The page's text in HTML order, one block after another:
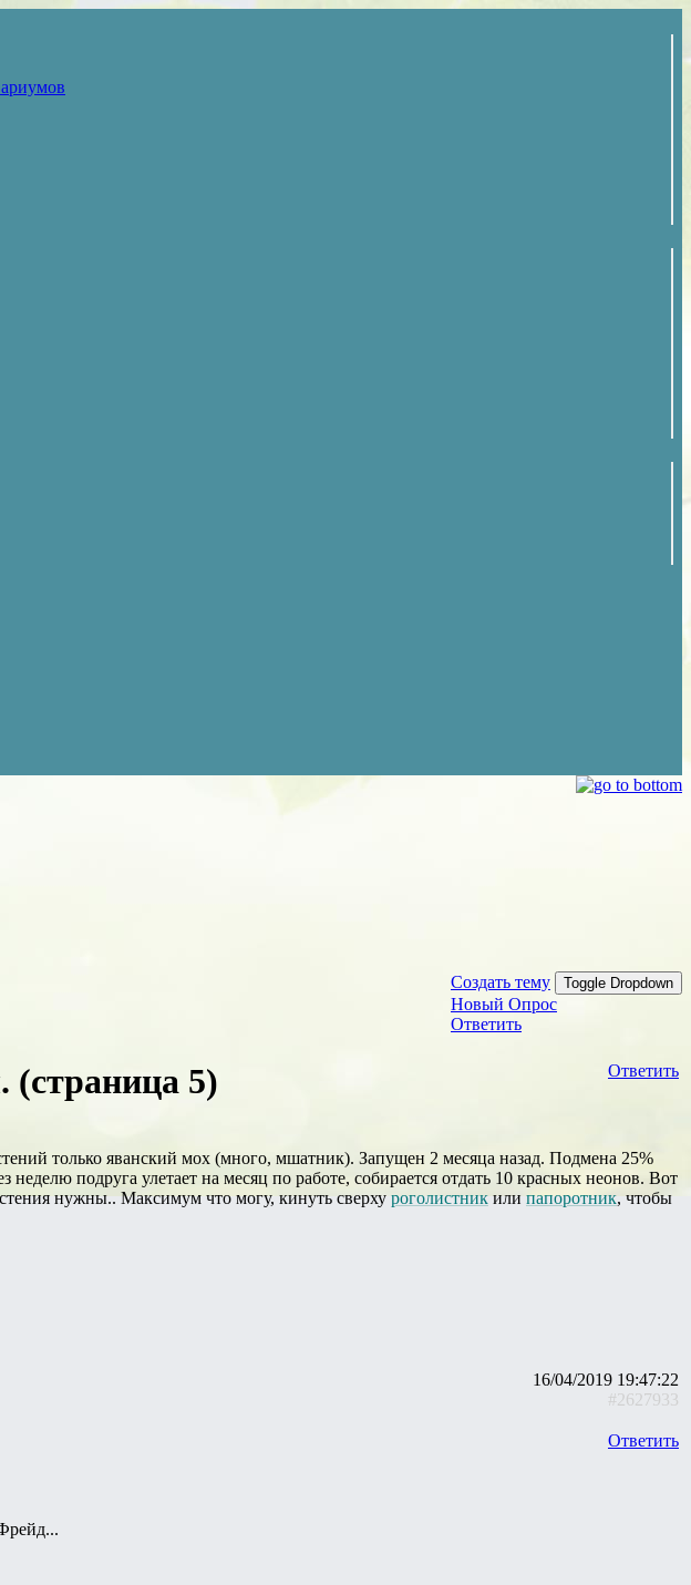
Создать тему Toggle Dropdown
Новый Опрос
Ответить
Ответить
(страница 5)
только яванский мох (много, мшатник). Запущен 2 месяца назад. Подмена 25%
неделю подруга улетает на месяц по работе, собирается отдать 10 красных неонов. Вот
нужны.. Максимум что могу, кинуть сверху роголистник или папоротник, чтобы
16/04/2019 19:47:22
#2627933
Ответить